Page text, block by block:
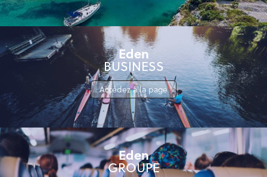
Eden
BUSINESS
Accédez à la page
Eden
GROUPE